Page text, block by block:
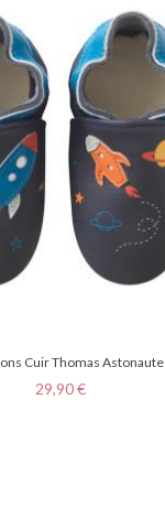
Cuir Thomas Astonaute
Prix
29,90 €